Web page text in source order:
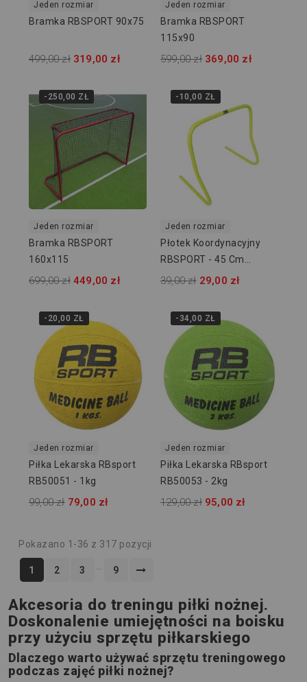
Jeden rozmiar
Bramka RBSPORT 90x75
499,00 zł 319,00 zł
Jeden rozmiar
Bramka RBSPORT
115x90
599,00 zł 369,00 zł
-250,00 ZŁ
Jeden rozmiar
Bramka RBSPORT
160x115
699,00 zł 449,00 zł
-10,00 ZŁ
Jeden rozmiar
Płotek Koordynacyjny
RBSPORT - 45 Cm
RB54215
39,00 zł 29,00 zł
-20,00 ZŁ
Jeden rozmiar
Piłka Lekarska RBsport
RB50051 - 1kg
99,00 zł 79,00 zł
-34,00 ZŁ
Jeden rozmiar
Piłka Lekarska RBsport
RB50053 - 2kg
129,00 zł 95,00 zł
Pokazano 1-36 z 317 pozycji
1 2 3 … 9
Akcesoria do treningu piłki nożnej.
Doskonalenie umiejętności na boisku
przy użyciu sprzętu piłkarskiego
Dlaczego warto używać sprzętu treningowego
podczas zajęć piłki nożnej?